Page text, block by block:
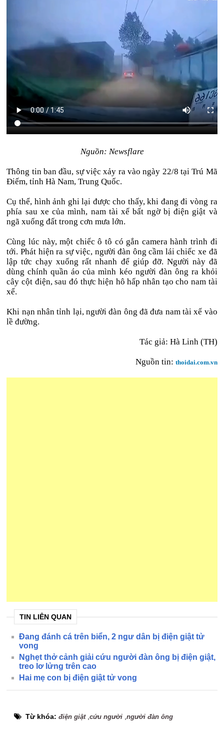
Nguồn: Newsflare
Thông tin ban đầu, sự việc xảy ra vào ngày 22/8 tại Trú Mã
Điếm, tỉnh Hà Nam, Trung Quốc.
Cụ thể, hình ảnh ghi lại được cho thấy, khi đang đi vòng ra
phía sau xe của mình, nam tài xế bất ngờ bị điện giật và
ngã xuống đất trong cơn mưa lớn.
Cùng lúc này, một chiếc ô tô có gắn camera hành trình đi
tới. Phát hiện ra sự việc, người đàn ông cầm lái chiếc xe đã
lập tức chạy xuống rất nhanh để giúp đỡ. Người này đã
dùng chính quần áo của mình kéo người đàn ông ra khỏi
cây cột điện, sau đó thực hiện hô hấp nhân tạo cho nam tài
xế.
Khi nạn nhân tỉnh lại, người đàn ông đã đưa nam tài xế vào
lề đường.
Tác giả: Hà Linh (TH)
Nguồn tin: thoidai.com.vn
TIN LIÊN QUAN
Đang đánh cá trên biển, 2 ngư dân bị điện giật tử
vong
Nghẹt thở cảnh giải cứu người đàn ông bị điện giật,
treo lơ lửng trên cao
Hai mẹ con bị điện giật tử vong
Từ khóa:điện giật,cứu người ,người đàn ông